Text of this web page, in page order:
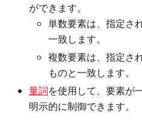
ができます。
単数要素は、指定さ
一致します。
複数要素は、指定さ
ものと一致します。
量詞を使用して、要素が
明示的に制御できます。